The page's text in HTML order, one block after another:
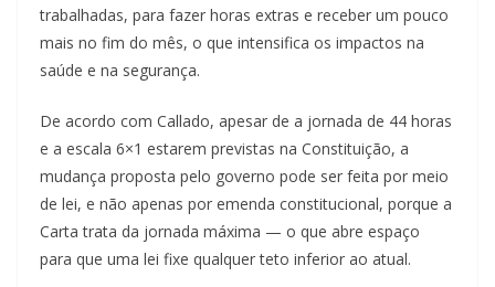
trabalhadas, para fazer horas extras e receber um pouco
mais no fim do mês, o que intensifica os impactos na
saúde e na segurança.
De acordo com Callado, apesar de a jornada de 44 horas
e a escala 6×1 estarem previstas na Constituição, a
mudança proposta pelo governo pode ser feita por meio
de lei, e não apenas por emenda constitucional, porque a
Carta trata da jornada máxima — o que abre espaço
para que uma lei fixe qualquer teto inferior ao atual.